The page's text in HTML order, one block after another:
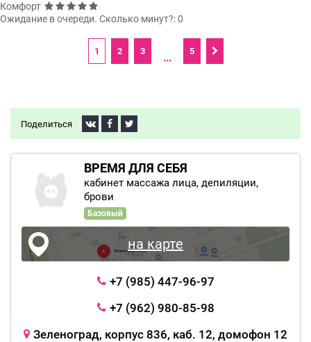
Поделиться
ВРЕМЯ ДЛЯ СЕБЯ
кабинет массажа лица, депиляции,
брови
Базовый
на карте
+7 (985) 447-96-97
+7 (962) 980-85-98
Зеленоград, корпус 836, каб. 12, домофон 12
Комфорт
Ожидание в очереди. Сколько минут?: 0
1 2 3
...
5